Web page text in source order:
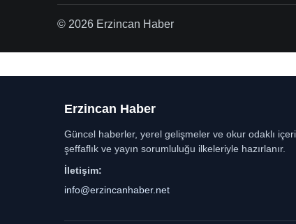
© 2026 Erzincan Haber
Erzincan Haber
Güncel haberler, yerel gelişmeler ve okur odaklı
şeffaflık ve yayın sorumluluğu ilkeleriyle hazırlanır.
İletişim:
info@erzincanhaber.net